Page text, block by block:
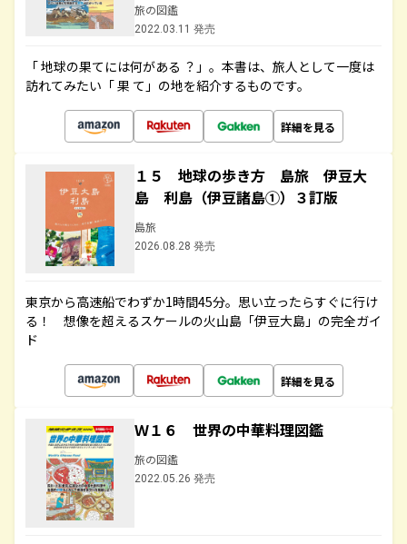
旅の図鑑
2022.03.11 発売
「 地球の果てには何がある ？」。本書は、旅人として一度は
訪れてみたい「 果 て」の地を紹介するものです。
詳細を見る
１５ 地球の歩き方 島旅 伊豆大
島 利島（伊豆諸島①）３訂版
島旅
2026.08.28 発売
東京から高速船でわずか1時間45分。思い立ったらすぐに行け
る！ 想像を超えるスケールの火山島「伊豆大島」の完全ガイ
ド
詳細を見る
Ｗ１６ 世界の中華料理図鑑
旅の図鑑
2022.05.26 発売